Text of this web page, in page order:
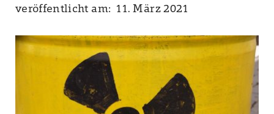
veröffentlicht am: 11. März 2021